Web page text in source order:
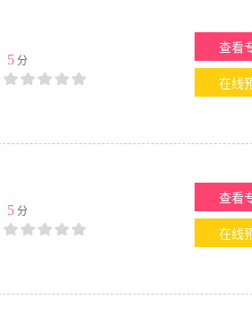
5 分
查看
在线
5 分
查看
在线